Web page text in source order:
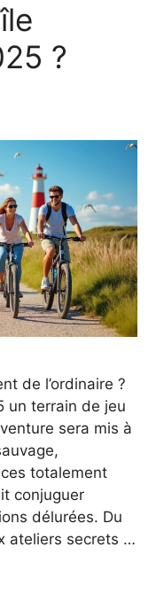
?
de l’ordinaire ?
un terrain de jeu
sera mis à
totalement
conjuguer
délurées. Du
ateliers secrets …